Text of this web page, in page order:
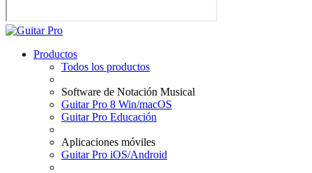
Productos
Todos los productos
Software de Notación Musical
Guitar Pro 8 Win/macOS
Guitar Pro Educación
Aplicaciones móviles
Guitar Pro iOS/Android